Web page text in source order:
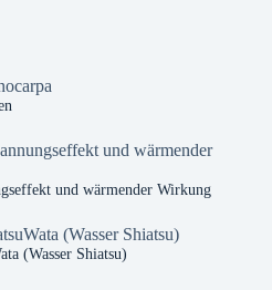
und wärmender Wirkung
(Wasser Shiatsu)